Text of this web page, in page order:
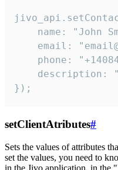
name: "John
email:
phone:
description:
});
setClientAtributes#
Sets the values ​​of attributes
set the values, you need to
in the Jivo application, in the